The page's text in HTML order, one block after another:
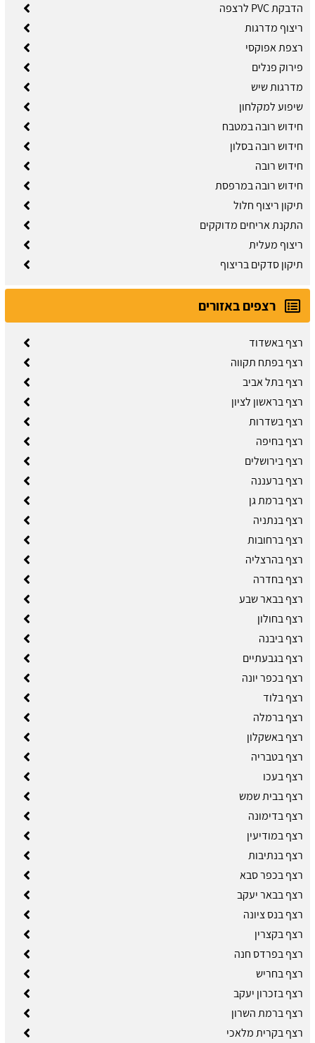
הדבקת PVC לרצפה
ריצוף מדרגות
רצפת אפוקסי
פירוק פנלים
מדרגות שיש
שיפוע למקלחון
חידוש רובה במטבח
חידוש רובה בסלון
חידוש רובה
חידוש רובה במרפסת
תיקון ריצוף חלול
התקנת אריחים מדוקקים
ריצוף מעלית
תיקון סדקים בריצוף
רצפים באזורים
רצף באשדוד
רצף בפתח תקווה
רצף בתל אביב
רצף בראשון לציון
רצף בשדרות
רצף בחיפה
רצף בירושלים
רצף ברעננה
רצף ברמת גן
רצף בנתניה
רצף ברחובות
רצף בהרצליה
רצף בחדרה
רצף בבאר שבע
רצף בחולון
רצף ביבנה
רצף בגבעתיים
רצף בכפר יונה
רצף בלוד
רצף ברמלה
רצף באשקלון
רצף בטבריה
רצף בעכו
רצף בבית שמש
רצף בדימונה
רצף במודיעין
רצף בנתיבות
רצף בכפר סבא
רצף בבאר יעקב
רצף בנס ציונה
רצף בקצרין
רצף בפרדס חנה
רצף בחריש
רצף בזכרון יעקב
רצף ברמת השרון
רצף בקרית מלאכי